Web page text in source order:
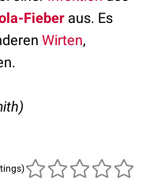
Fieber aus. Es
Wirten,